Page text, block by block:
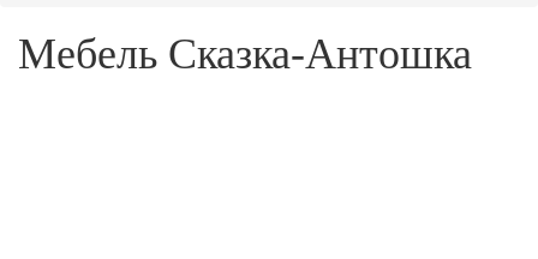
Мебель Сказка-Антошка